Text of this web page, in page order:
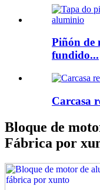
Piñón de
fundido...
Carcasa
Bloque de
Fábrica por